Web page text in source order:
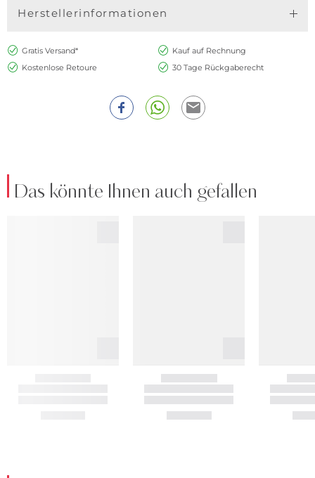
Herstellerinformationen
Gratis Versand*
Kauf auf Rechnung
Kostenlose Retoure
30 Tage Rückgaberecht
Das könnte Ihnen auch gefallen